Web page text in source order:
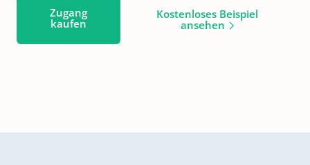
Zugang
kaufen
Kostenloses Beispiel
ansehen